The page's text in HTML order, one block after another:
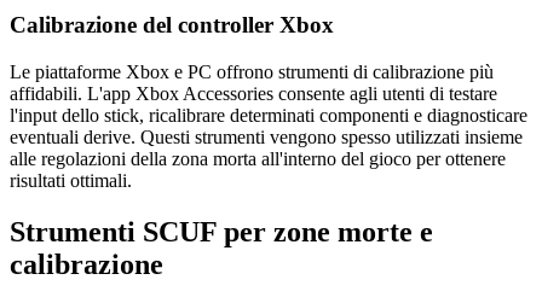
Calibrazione del controller Xbox
Le piattaforme Xbox e PC offrono strumenti di calibrazione più
affidabili. L'app Xbox Accessories consente agli utenti di testare
l'input dello stick, ricalibrare determinati componenti e diagnosticare
eventuali derive. Questi strumenti vengono spesso utilizzati insieme
alle regolazioni della zona morta all'interno del gioco per ottenere
risultati ottimali.
Strumenti SCUF per zone morte e
calibrazione